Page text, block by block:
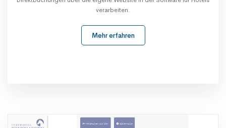
verarbeiten.
Mehr erfahren